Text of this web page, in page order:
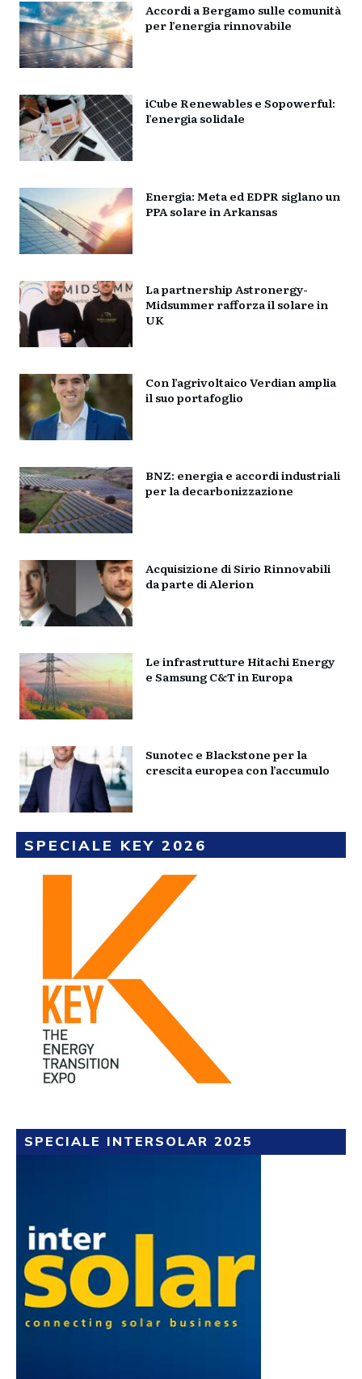
Accordi a Bergamo sulle comunità
per l’energia rinnovabile
iCube Renewables e Sopowerful:
l’energia solidale
Energia: Meta ed EDPR siglano un
PPA solare in Arkansas
La partnership Astronergy-
Midsummer rafforza il solare in
UK
Con l’agrivoltaico Verdian amplia
il suo portafoglio
BNZ: energia e accordi industriali
per la decarbonizzazione
Acquisizione di Sirio Rinnovabili
da parte di Alerion
Le infrastrutture Hitachi Energy
e Samsung C&T in Europa
Sunotec e Blackstone per la
crescita europea con l’accumulo
SPECIALE KEY 2026
SPECIALE INTERSOLAR 2025